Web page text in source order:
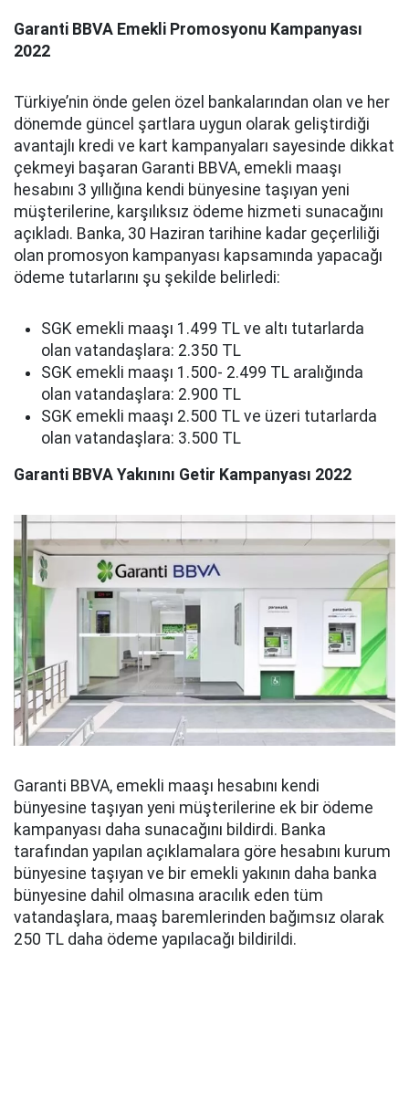
Garanti BBVA Emekli Promosyonu Kampanyası
2022
Türkiye’nin önde gelen özel bankalarından olan ve her
dönemde güncel şartlara uygun olarak geliştirdiği
avantajlı kredi ve kart kampanyaları sayesinde dikkat
çekmeyi başaran Garanti BBVA, emekli maaşı
hesabını 3 yıllığına kendi bünyesine taşıyan yeni
müşterilerine, karşılıksız ödeme hizmeti sunacağını
açıkladı. Banka, 30 Haziran tarihine kadar geçerliliği
olan promosyon kampanyası kapsamında yapacağı
ödeme tutarlarını şu şekilde belirledi:
SGK emekli maaşı 1.499 TL ve altı tutarlarda
olan vatandaşlara: 2.350 TL
SGK emekli maaşı 1.500- 2.499 TL aralığında
olan vatandaşlara: 2.900 TL
SGK emekli maaşı 2.500 TL ve üzeri tutarlarda
olan vatandaşlara: 3.500 TL
Garanti BBVA Yakınını Getir Kampanyası 2022
Garanti BBVA, emekli maaşı hesabını kendi
bünyesine taşıyan yeni müşterilerine ek bir ödeme
kampanyası daha sunacağını bildirdi. Banka
tarafından yapılan açıklamalara göre hesabını kurum
bünyesine taşıyan ve bir emekli yakının daha banka
bünyesine dahil olmasına aracılık eden tüm
vatandaşlara, maaş baremlerinden bağımsız olarak
250 TL daha ödeme yapılacağı bildirildi.